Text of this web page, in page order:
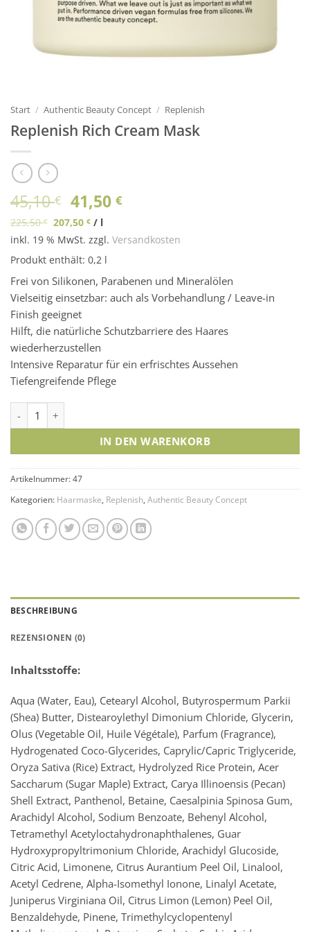
Start / Authentic Beauty Concept / Replenish
Replenish Rich Cream Mask
45,10€ Ursprünglicher
Preis
war:
45,10 €
41,50 €Aktueller
41,50 €.
225,50€ 207,50€ / l
inkl. 19 % MwSt. zzgl. Versandkosten
Produkt enthält: 0,2 l
Frei von Silikonen, Parabenen und Mineralölen
Vielseitig einsetzbar: auch als Vorbehandlung / Leave-in
Finish geeignet
Hilft, die natürliche Schutzbarriere des Haares
wiederherzustellen
Intensive Reparatur für ein erfrischtes Aussehen
Tiefengreifende Pflege
Replenish Rich Cream Mask Menge
IN DEN WARENKORB
Artikelnummer:47
Kategorien: Haarmaske, Replenish, Authentic Beauty Concept
BESCHREIBUNG
REZENSIONEN (0)
Inhaltsstoffe:
Aqua (Water, Eau), Cetearyl Alcohol, Butyrospermum Parkii
(Shea) Butter, Distearoylethyl Dimonium Chloride, Glycerin,
Olus (Vegetable Oil, Huile Végétale), Parfum (Fragrance),
Hydrogenated Coco-Glycerides, Caprylic/Capric Triglyceride,
Oryza Sativa (Rice) Extract, Hydrolyzed Rice Protein, Acer
Saccharum (Sugar Maple) Extract, Carya Illinoensis (Pecan)
Shell Extract, Panthenol, Betaine, Caesalpinia Spinosa Gum,
Arachidyl Alcohol, Sodium Benzoate, Behenyl Alcohol,
Tetramethyl Acetyloctahydronaphthalenes, Guar
Hydroxypropyltrimonium Chloride, Arachidyl Glucoside,
Citric Acid, Limonene, Citrus Aurantium Peel Oil, Linalool,
Acetyl Cedrene, Alpha-Isomethyl Ionone, Linalyl Acetate,
Juniperus Virginiana Oil, Citrus Limon (Lemon) Peel Oil,
Benzaldehyde, Pinene, Trimethylcyclopentenyl